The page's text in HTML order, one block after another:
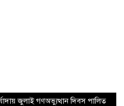
জুলাই গণঅভ্যুত্থান দিবস পালিত